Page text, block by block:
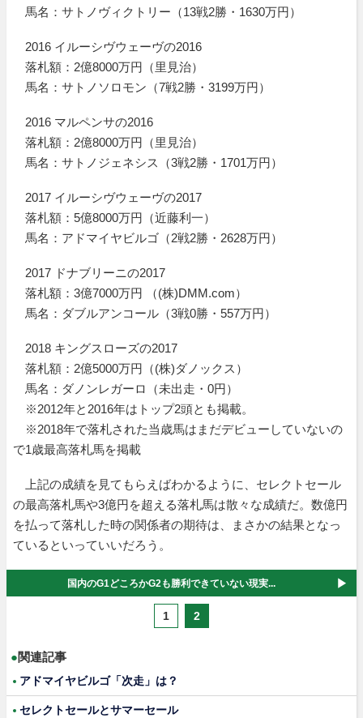
馬名：サトノヴィクトリー（13戦2勝・1630万円）
2016 イルーシヴウェーヴの2016
落札額：2億8000万円（里見治）
馬名：サトノソロモン（7戦2勝・3199万円）
2016 マルペンサの2016
落札額：2億8000万円（里見治）
馬名：サトノジェネシス（3戦2勝・1701万円）
2017 イルーシヴウェーヴの2017
落札額：5億8000万円（近藤利一）
馬名：アドマイヤビルゴ（2戦2勝・2628万円）
2017 ドナブリーニの2017
落札額：3億7000万円 （(株)DMM.com）
馬名：ダブルアンコール（3戦0勝・557万円）
2018 キングスローズの2017
落札額：2億5000万円（(株)ダノックス）
馬名：ダノンレガーロ（未出走・0円）
※2012年と2016年はトップ2頭とも掲載。
※2018年で落札された当歳馬はまだデビューしていないの
で1歳最高落札馬を掲載
上記の成績を見てもらえばわかるように、セレクトセール
の最高落札馬や3億円を超える落札馬は散々な成績だ。数億円
を払って落札した時の関係者の期待は、まさかの結果となっ
ているといっていいだろう。
国内のG1どころかG2も勝利できていない現実...
1 2
●関連記事
アドマイヤビルゴ「次走」は？
セレクトセールとサマーセール